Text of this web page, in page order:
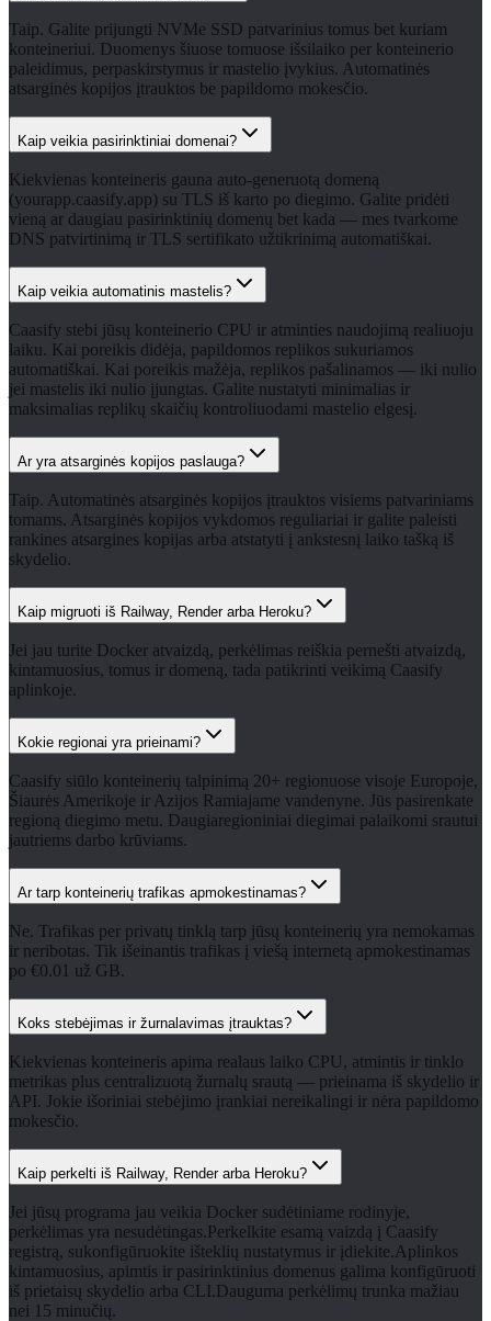
Taip. Galite prijungti NVMe SSD patvarinius tomus bet kuriam
konteineriui. Duomenys šiuose tomuose išsilaiko per konteinerio
paleidimus, perpaskirstymus ir mastelio įvykius. Automatinės
atsarginės kopijos įtrauktos be papildomo mokesčio.
Kaip veikia pasirinktiniai domenai?
Kiekvienas konteineris gauna auto-generuotą domeną
(yourapp.caasify.app) su TLS iš karto po diegimo. Galite pridėti
vieną ar daugiau pasirinktinių domenų bet kada — mes tvarkome
DNS patvirtinimą ir TLS sertifikato užtikrinimą automatiškai.
Kaip veikia automatinis mastelis?
Caasify stebi jūsų konteinerio CPU ir atminties naudojimą realiuoju
laiku. Kai poreikis didėja, papildomos replikos sukuriamos
automatiškai. Kai poreikis mažėja, replikos pašalinamos — iki nulio
jei mastelis iki nulio įjungtas. Galite nustatyti minimalias ir
maksimalias replikų skaičių kontroliuodami mastelio elgesį.
Ar yra atsarginės kopijos paslauga?
Taip. Automatinės atsarginės kopijos įtrauktos visiems patvariniams
tomams. Atsarginės kopijos vykdomos reguliariai ir galite paleisti
rankines atsargines kopijas arba atstatyti į ankstesnį laiko tašką iš
skydelio.
Kaip migruoti iš Railway, Render arba Heroku?
Jei jau turite Docker atvaizdą, perkėlimas reiškia pernešti atvaizdą,
kintamuosius, tomus ir domeną, tada patikrinti veikimą Caasify
aplinkoje.
Kokie regionai yra prieinami?
Caasify siūlo konteinerių talpinimą 20+ regionuose visoje Europoje,
Šiaurės Amerikoje ir Azijos Ramiajame vandenyne. Jūs pasirenkate
regioną diegimo metu. Daugiaregioniniai diegimai palaikomi srautui
jautriems darbo krūviams.
Ar tarp konteinerių trafikas apmokestinamas?
Ne. Trafikas per privatų tinklą tarp jūsų konteinerių yra nemokamas
ir neribotas. Tik išeinantis trafikas į viešą internetą apmokestinamas
po €0.01 už GB.
Koks stebėjimas ir žurnalavimas įtrauktas?
Kiekvienas konteineris apima realaus laiko CPU, atmintis ir tinklo
metrikas plus centralizuotą žurnalų srautą — prieinama iš skydelio ir
API. Jokie išoriniai stebėjimo įrankiai nereikalingi ir nėra papildomo
mokesčio.
Kaip perkelti iš Railway, Render arba Heroku?
Jei jūsų programa jau veikia Docker sudėtiniame rodinyje,
perkėlimas yra nesudėtingas.Perkelkite esamą vaizdą į Caasify
registrą, sukonfigūruokite išteklių nustatymus ir įdiekite.Aplinkos
kintamuosius, apimtis ir pasirinktinius domenus galima konfigūruoti
iš prietaisų skydelio arba CLI.Dauguma perkėlimų trunka mažiau
nei 15 minučių.